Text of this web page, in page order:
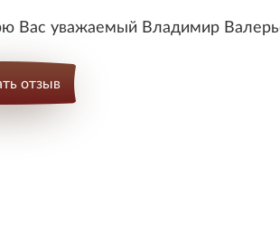
Вас уважаемый Владимир
отзыв